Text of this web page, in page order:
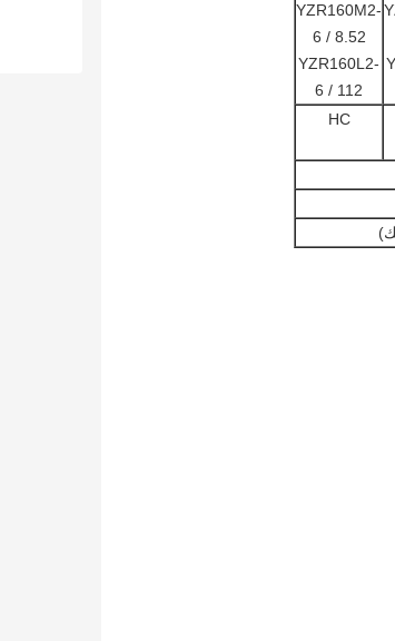
YZR160M2-
6 / 8.52
YZR160L2-
6 / 112
HC